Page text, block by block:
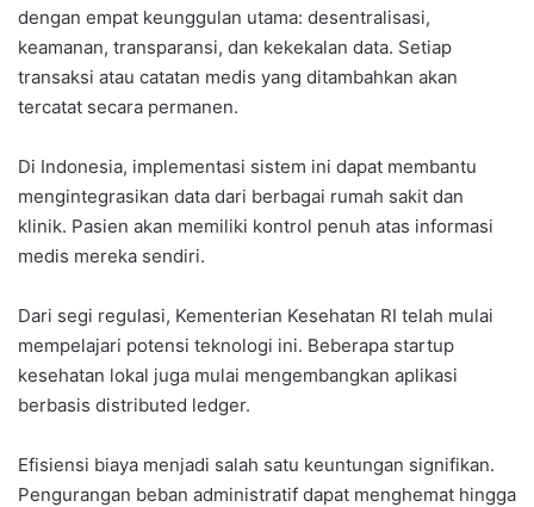
dengan empat keunggulan utama: desentralisasi,
keamanan, transparansi, dan kekekalan data. Setiap
transaksi atau catatan medis yang ditambahkan akan
tercatat secara permanen.
Di Indonesia, implementasi sistem ini dapat membantu
mengintegrasikan data dari berbagai rumah sakit dan
klinik. Pasien akan memiliki kontrol penuh atas informasi
medis mereka sendiri.
Dari segi regulasi, Kementerian Kesehatan RI telah mulai
mempelajari potensi teknologi ini. Beberapa startup
kesehatan lokal juga mulai mengembangkan aplikasi
berbasis distributed ledger.
Efisiensi biaya menjadi salah satu keuntungan signifikan.
Pengurangan beban administratif dapat menghemat hingga